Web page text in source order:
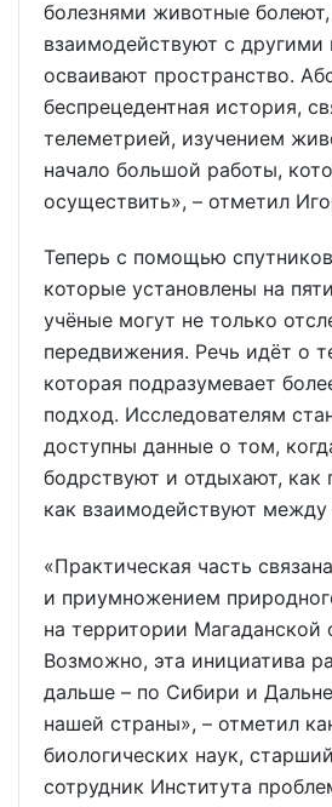
болезнями животные
взаимодействуют с другими
осваивают пространство.
беспрецедентная история,
телеметрией, изучением
начало большой работы,
осуществить», – отметил
Теперь с помощью
которые установлены на
учёные могут не только
передвижения. Речь идёт о
которая подразумевает
подход. Исследователям
доступны данные о том,
бодрствуют и отдыхают, как
как взаимодействуют между
«Практическая часть
и приумножением
на территории Магаданской
Возможно, эта инициатива
дальше – по Сибири и
нашей страны», – отметил
биологических наук,
сотрудник Института